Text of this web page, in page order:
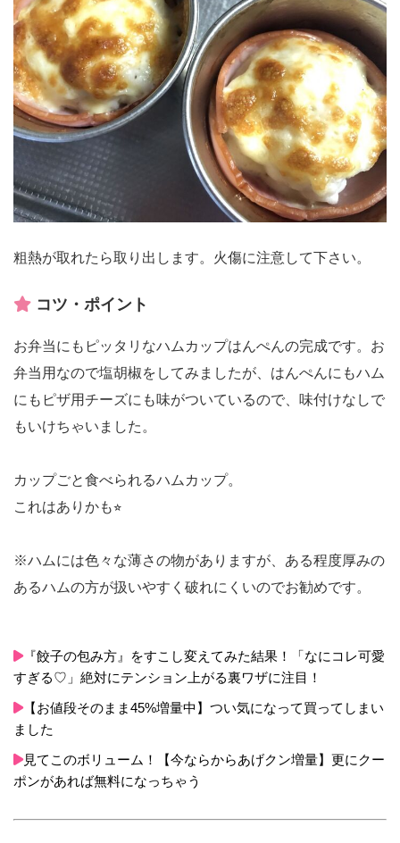
粗熱が取れたら取り出します。火傷に注意して下さい。
コツ・ポイント
お弁当にもピッタリなハムカップはんぺんの完成です。お
弁当用なので塩胡椒をしてみましたが、はんぺんにもハム
にもピザ用チーズにも味がついているので、味付けなしで
もいけちゃいました。
カップごと食べられるハムカップ。
これはありかも⭐︎
※ハムには色々な薄さの物がありますが、ある程度厚みの
あるハムの方が扱いやすく破れにくいのでお勧めです。
『餃子の包み方』をすこし変えてみた結果！「なにコレ可愛
すぎる♡」絶対にテンション上がる裏ワザに注目！
【お値段そのまま45%増量中】つい気になって買ってしまい
ました
見てこのボリューム！【今ならからあげクン増量】更にクー
ポンがあれば無料になっちゃう